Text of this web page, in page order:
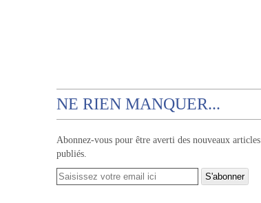
NE RIEN MANQUER...
Abonnez-vous pour être averti des nouveaux articles
publiés.